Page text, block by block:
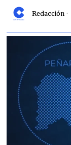
Redacción